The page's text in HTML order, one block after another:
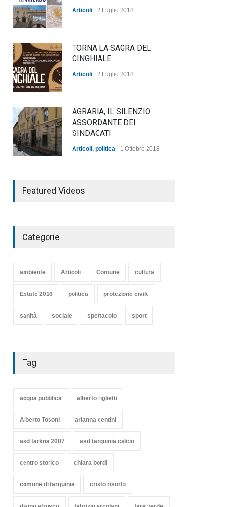
mezzo insuccesso
ambiente
Articoli 2 Luglio 2018
TORNA LA SAGRA DEL
CINGHIALE
Articoli 2 Luglio 2018
AGRARIA, IL SILENZIO
ASSORDANTE DEI
SINDACATI
Articoli, politica 1 Ottobre 2018
Articoli cultura 8 Maggio 2020
Featured Videos
Categorie
ambiente Articoli Comune cultura
Estate 2018 politica protezione civile
sanità sociale spettacolo sport
Tag
acqua pubblica alberto riglietti
Alberto Tosoni arianna centini
asd tarkna 2007 asd tarquinia calcio
centro storico chiara bordi
comune di tarquinia cristo risorto